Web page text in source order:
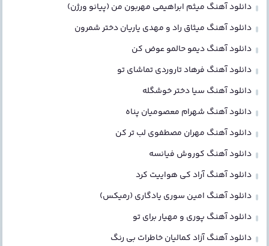
دانلود آهنگ میثم ابراهیمی مهربون من (پیانو ورژن)
دانلود آهنگ میثاق راد و مهدی یاریان دختر شمرون
دانلود آهنگ دیمو حالمو عوض کن
دانلود آهنگ فرهاد تاروردی تماشای تو
دانلود آهنگ سیا دختر خوشگله
دانلود آهنگ شهرام معصومیان پناه
دانلود آهنگ مهران مصطفوی لب تر کن
دانلود آهنگ کوروش فیانسه
دانلود آهنگ آراد کی هواییت کرد
دانلود آهنگ امین سوری یادگاری (رمیکس)
دانلود آهنگ پوری و مهیار برای تو
دانلود آهنگ آزاد کمالیان خاطرات بی رنگ